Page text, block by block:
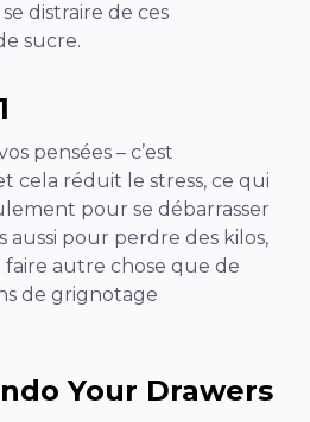
distraire de ces
sucre.
pensées – c’est
cela réduit le stress, ce qui
pour se débarrasser
aussi pour perdre des kilos,
autre chose que de
de grignotage
Your Drawers